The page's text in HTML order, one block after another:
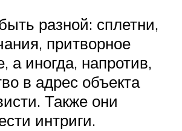
разной: сплетни,
притворное
а иногда, напротив,
в адрес объекта
Также они
интриги.